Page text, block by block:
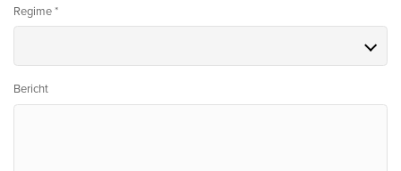
Regime *
Bericht